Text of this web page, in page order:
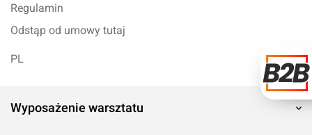
Regulamin
Odstąp od umowy tutaj
PL
Wyposażenie warsztatu